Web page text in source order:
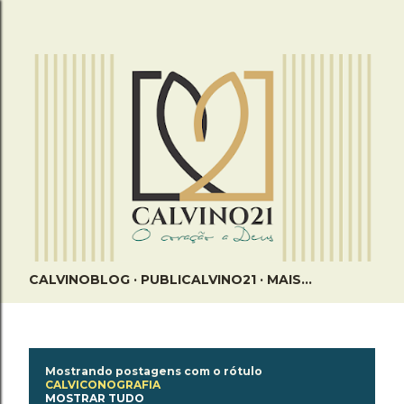
CALVINOBLOG PUBLICALVINO21 MAIS…
Mostrando postagens com o rótulo
CALVICONOGRAFIA
MOSTRAR TUDO